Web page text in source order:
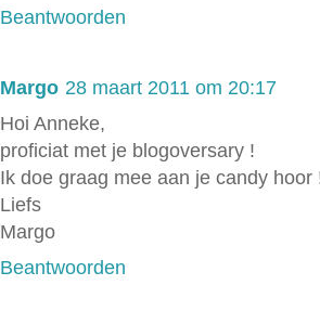
Beantwoorden
Margo 28 maart 2011 om 20:17
Hoi Anneke,
proficiat met je blogoversary !
Ik doe graag mee aan je candy hoor
Liefs
Margo
Beantwoorden